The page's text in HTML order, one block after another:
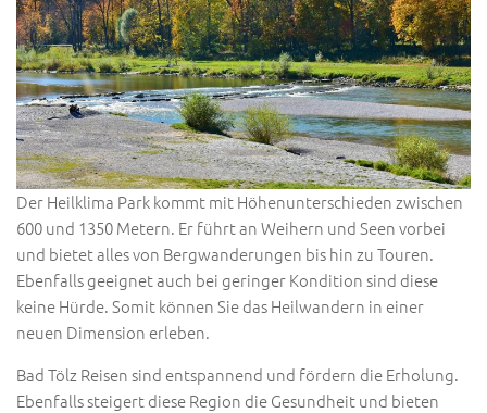
Der Heilklima Park kommt mit Höhenunterschieden zwischen
600 und 1350 Metern. Er führt an Weihern und Seen vorbei
und bietet alles von Bergwanderungen bis hin zu Touren.
Ebenfalls geeignet auch bei geringer Kondition sind diese
keine Hürde. Somit können Sie das Heilwandern in einer
neuen Dimension erleben.
Bad Tölz Reisen sind entspannend und fördern die Erholung.
Ebenfalls steigert diese Region die Gesundheit und bieten